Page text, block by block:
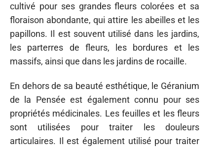
cultivé pour ses grandes fleurs colorées et sa
floraison abondante, qui attire les abeilles et les
papillons. Il est souvent utilisé dans les jardins,
les parterres de fleurs, les bordures et les
massifs, ainsi que dans les jardins de rocaille.
En dehors de sa beauté esthétique, le Géranium
de la Pensée est également connu pour ses
propriétés médicinales. Les feuilles et les fleurs
sont utilisées pour traiter les douleurs
articulaires. Il est également utilisé pour traiter